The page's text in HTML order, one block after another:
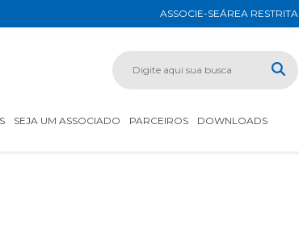
ASSOCIE-SEÁREA RESTRITA
SEJA UM ASSOCIADO PARCEIROS
DOWNLOADS